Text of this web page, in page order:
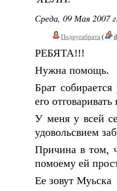
Среда, 09 Мая 2007
Подругабрата (
РЕБЯТА!!!
Нужна помощь.
Брат
его
У меня у всей
удовольсвием
Причина в том,
помоему ей
Ее зовут Муьска